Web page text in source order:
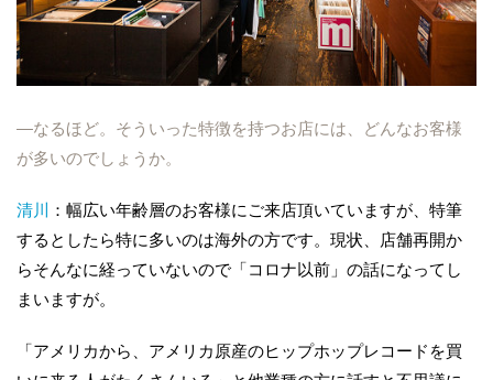
―なるほど。そういった特徴を持つお店には、どんなお客様
が多いのでしょうか。
清川
：幅広い年齢層のお客様にご来店頂いていますが、特筆
するとしたら特に多いのは海外の方です。現状、店舗再開か
らそんなに経っていないので「コロナ以前」の話になってし
まいますが。
「アメリカから、アメリカ原産のヒップホップレコードを買